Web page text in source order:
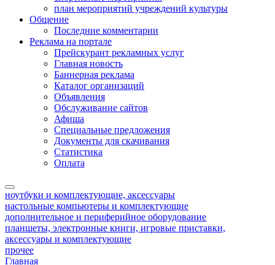
план мероприятий учреждений культуры
Общение
Последние комментарии
Реклама на портале
Прейскурант рекламных услуг
Главная новость
Баннерная реклама
Каталог организаций
Объявления
Обслуживание сайтов
Афиша
Специальные предложения
Документы для скачивания
Статистика
Оплата
ноутбуки и комплектующие, аксессуары
настольные компьютеры и комплектующие
дополнительное и периферийное оборудование
планшеты, электронные книги, игровые приставки,
аксессуары и комплектующие
прочее
Главная